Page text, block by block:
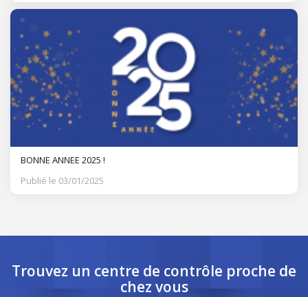
BONNE ANNEE 2025 !
Publié le 03/01/2025
Trouvez un centre de contrôle proche de
chez vous